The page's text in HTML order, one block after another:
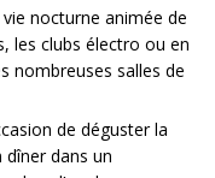
nocturne animée de
les clubs électro ou en
nombreuses salles de
de déguster la
dîner dans un